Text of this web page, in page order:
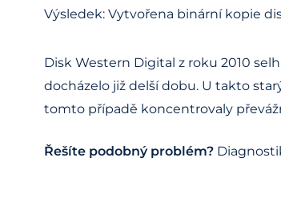
Výsledek: Vytvořena binární kopie
Disk Western Digital z roku 2010
docházelo již delší dobu. U takto
tomto případě koncentrovaly
Řešíte podobný problém?